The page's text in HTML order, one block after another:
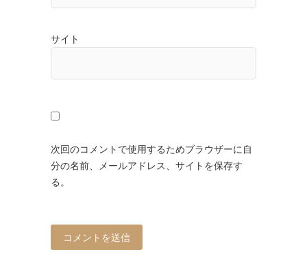
サイト
次回のコメントで使用するためブラウザーに自
分の名前、メールアドレス、サイトを保存す
る。